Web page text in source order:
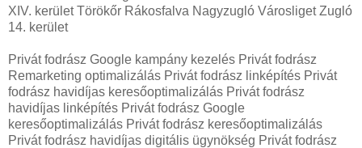
XIV. kerület Törökőr Rákosfalva Nagyzugló Városliget Zugló
14. kerület
Privát fodrász Google kampány kezelés Privát fodrász
Remarketing optimalizálás Privát fodrász linképítés Privát
fodrász havidíjas keresőoptimalizálás Privát fodrász
havidíjas linképítés Privát fodrász Google
keresőoptimalizálás Privát fodrász keresőoptimalizálás
Privát fodrász havidíjas digitális ügynökség Privát fodrász